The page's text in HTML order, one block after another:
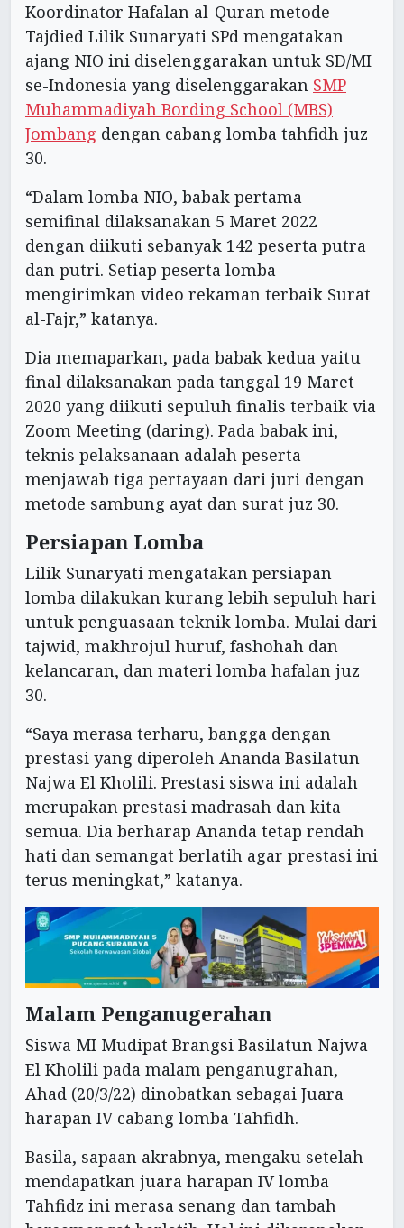
Koordinator Hafalan al-Quran metode
Tajdied Lilik Sunaryati SPd mengatakan
ajang NIO ini diselenggarakan untuk SD/MI
se-Indonesia yang diselenggarakan SMP
Muhammadiyah Bording School (MBS)
Jombang dengan cabang lomba tahfidh juz
30.
“Dalam lomba NIO, babak pertama
semifinal dilaksanakan 5 Maret 2022
dengan diikuti sebanyak 142 peserta putra
dan putri. Setiap peserta lomba
mengirimkan video rekaman terbaik Surat
al-Fajr,” katanya.
Dia memaparkan, pada babak kedua yaitu
final dilaksanakan pada tanggal 19 Maret
2020 yang diikuti sepuluh finalis terbaik via
Zoom Meeting (daring). Pada babak ini,
teknis pelaksanaan adalah peserta
menjawab tiga pertayaan dari juri dengan
metode sambung ayat dan surat juz 30.
Persiapan Lomba
Lilik Sunaryati mengatakan persiapan
lomba dilakukan kurang lebih sepuluh hari
untuk penguasaan teknik lomba. Mulai dari
tajwid, makhrojul huruf, fashohah dan
kelancaran, dan materi lomba hafalan juz
30.
“Saya merasa terharu, bangga dengan
prestasi yang diperoleh Ananda Basilatun
Najwa El Kholili. Prestasi siswa ini adalah
merupakan prestasi madrasah dan kita
semua. Dia berharap Ananda tetap rendah
hati dan semangat berlatih agar prestasi ini
terus meningkat,” katanya.
Malam Penganugerahan
Siswa MI Mudipat Brangsi Basilatun Najwa
El Kholili pada malam penganugrahan,
Ahad (20/3/22) dinobatkan sebagai Juara
harapan IV cabang lomba Tahfidh.
Basila, sapaan akrabnya, mengaku setelah
mendapatkan juara harapan IV lomba
Tahfidz ini merasa senang dan tambah